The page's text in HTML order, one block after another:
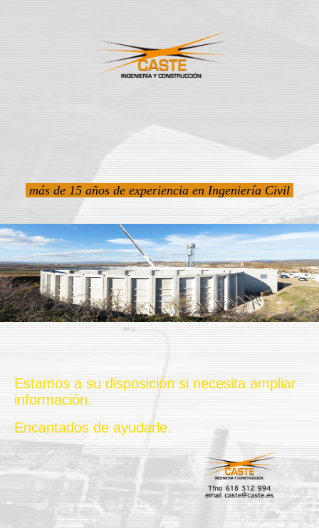
más de 15 años de experiencia en Ingeniería Civil
Estamos a su disposición si necesita ampliar
información.
Encantados de ayudarle.